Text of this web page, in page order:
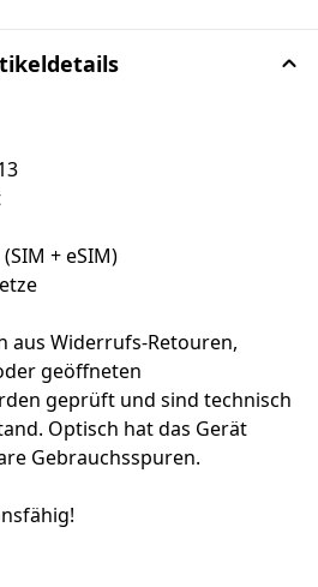
+ eSIM)
aus Widerrufs-Retouren,
geöffneten
geprüft und sind technisch
Optisch hat das Gerät
Gebrauchsspuren.